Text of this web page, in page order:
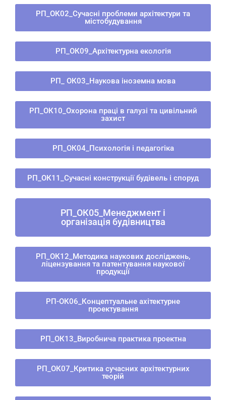
РП_ОК02_Сучасні проблеми архітектури та
містобудування
РП_ОК09_Архітектурна екологія
РП_ ОК03_Наукова іноземна мова
РП_ОК10_Охорона праці в галузі та цивільний
захист
РП_ОК04_Психологія і педагогіка
РП_ОК11_Сучасні конструкції будівель і споруд
РП_ОК05_Менеджмент і
організація будівництва
РП_ОК12_Методика наукових досліджень,
ліцензування та патентування наукової
продукції
РП-ОК06_Концептуальне ахітектурне
проектування
РП_ОК13_Виробнича практика проектна
РП_ОК07_Критика сучасних архітектурних
теорій